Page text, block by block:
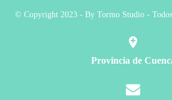
© Copyright 2023 - By Tormo Studio - Todos
Provincia de